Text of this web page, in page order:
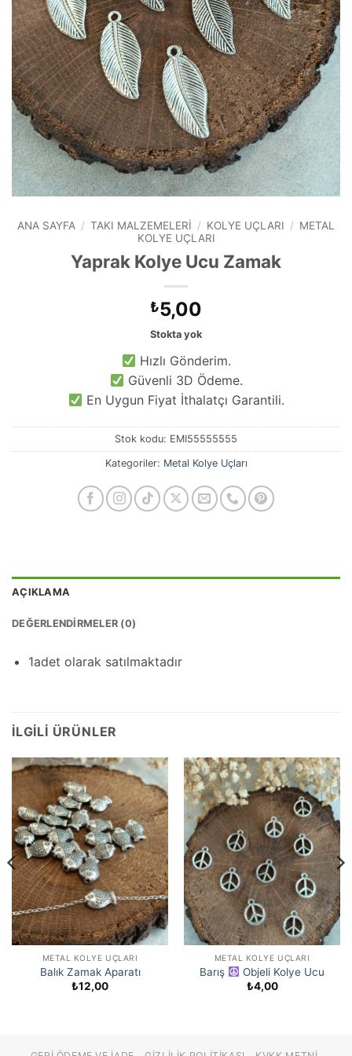
ANA SAYFA / TAKI MALZEMELERI / KOLYE UÇLARI / METAL
KOLYE UÇLARI
Yaprak Kolye Ucu Zamak
₺5,00
Stokta yok
Hızlı Gönderim.
Güvenli 3D Ödeme.
En Uygun Fiyat İthalatçı Garantili.
Stok kodu: EMI55555555
Kategoriler: Metal Kolye Uçları
AÇIKLAMA
DEĞERLENDIRMELER (0)
1adet olarak satılmaktadır
İLGILI ÜRÜNLER
METAL KOLYE UÇLARI
Balık Zamak Aparatı
₺12,00
METAL KOLYE UÇLARI
Barış
Objeli Kolye Ucu
₺4,00